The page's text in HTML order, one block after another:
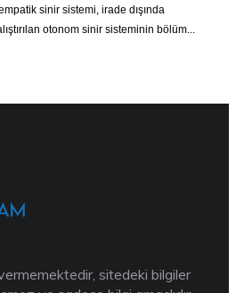
sinir sistemi, irade dışında
otonom sinir sisteminin bölüm...
sitedeki bilgiler